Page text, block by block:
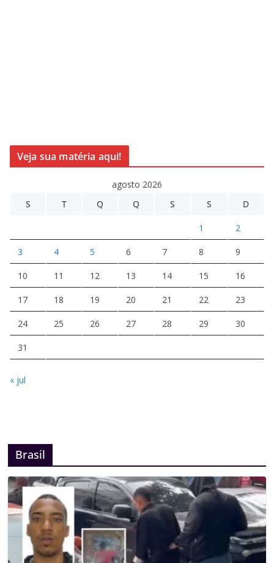
Veja sua matéria aqui!
agosto 2026
S
T Q Q S S D
1 2
3 4 5 6 7 8 9
10 11 12 13 14 15 16
17 18 19 20 21 22 23
24 25 26 27 28 29 30
31
« jul
Brasil